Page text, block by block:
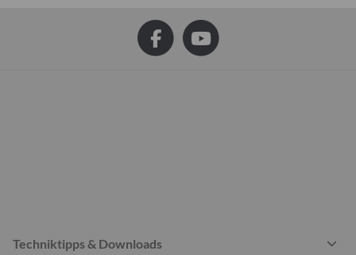
Techniktipps & Downloads